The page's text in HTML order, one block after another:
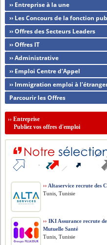
›› Entreprise à la une
›› Les Concours de la fonction
›› Offres des Secteurs Leaders
›› Offres IT
›› Administrative
›› Emploi Centre d'Appel
›› Immigration emploi à
Parcourir les Offres
››Entreprise
Publiez vos offres d'emploi
›› Altaservice recrute des
Tunis, Tunisie
›› IKI Assurance recrute
Mutuelle Santé
Tunis, Tunisie